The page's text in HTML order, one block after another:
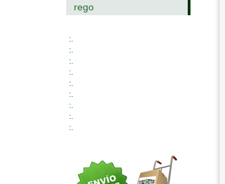
rego
:.
:.
:.
:.
:.
:.
:.
:.
:.